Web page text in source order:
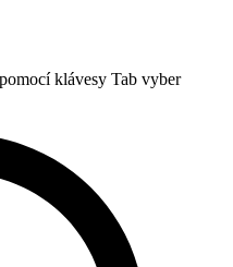
klávesy Tab vyber